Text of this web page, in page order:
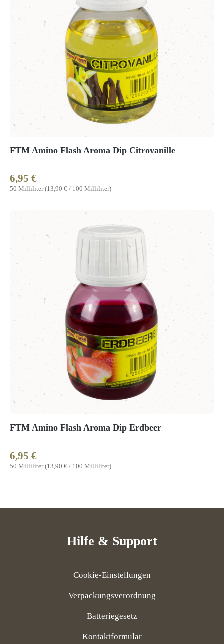
FTM Amino Flash Aroma Dip Citrovanille
50 Milliliter(13,90 € / 100 Milliliter)
Regulärer Preis:
6,95 €
FTM Amino Flash Aroma Dip Erdbeer
50 Milliliter(13,90 € / 100 Milliliter)
Regulärer Preis:
6,95 €
Hilfe & Support
Cookie-Einstellungen
Verpackungsverordnung
Batteriegesetz
Kontaktformular